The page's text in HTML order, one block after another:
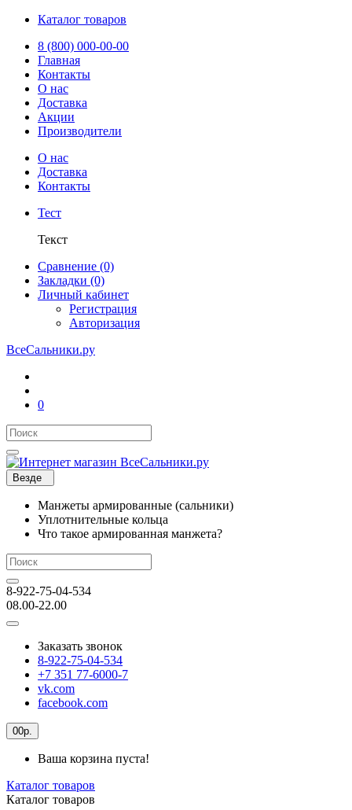
Каталог товаров
8 (800) 000-00-00
Главная
Контакты
О нас
Доставка
Акции
Производители
О нас
Доставка
Контакты
Тест
Текст
Сравнение (0)
Закладки (0)
Личный кабинет
Регистрация
Авторизация
ВсеСальники.ру
0
Везде
Манжеты армированные (сальники)
Уплотнительные кольца
Что такое армированная манжета?
8-922-75-04-534
08.00-22.00
Заказать звонок
8-922-75-04-534
+7 351 77-6000-7
vk.com
facebook.com
00р.
Ваша корзина пуста!
Каталог товаров
Каталог товаров